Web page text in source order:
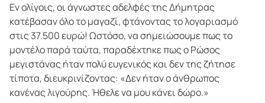
Εν ολίγοις, οι άγνωστες αδελφές της Δήμητρας
κατέβασαν όλο το μαγαζί, φτάνοντας το λογαριασμό
στις 37.500 ευρώ! Ωστόσο, να σημειώσουμε πως το
μοντέλο παρά ταύτα, παραδέχτηκε πως ο Ρώσος
μεγιστάνας ήταν πολύ ευγενικός και δεν της ζήτησε
τίποτα, διευκρινίζοντας: «Δεν ήταν ο άνθρωπος
κανένας λιγούρης. Ήθελε να μου κάνει δώρο.»